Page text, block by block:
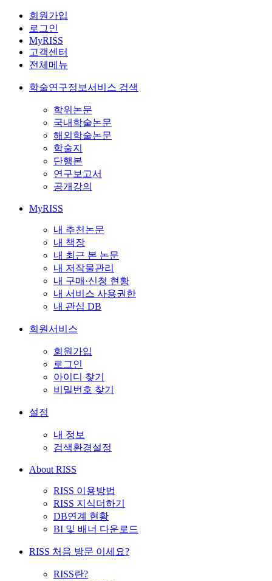
회원가입
로그인
MyRISS
고객센터
전체메뉴
학술연구정보서비스 검색
학위논문
국내학술논문
해외학술논문
학술지
단행본
연구보고서
공개강의
MyRISS
내 추천논문
내 책장
내 최근 본 논문
내 저작물관리
내 구매·신청 현황
내 서비스 사용권한
내 관심 DB
회원서비스
회원가입
로그인
아이디 찾기
비밀번호 찾기
설정
내 정보
검색환경설정
About RISS
RISS 이용방법
RISS 지식더하기
DB연계 현황
BI 및 배너 다운로드
RISS 처음 방문 이세요?
RISS란?